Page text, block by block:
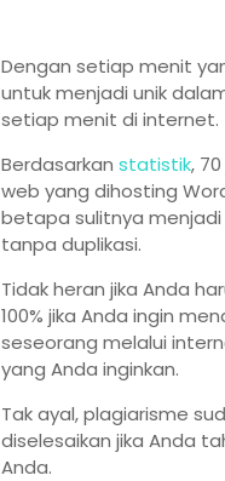
Dengan setiap menit
untuk menjadi unik
setiap menit di internet.
Berdasarkan statistik,
web yang dihosting
betapa sulitnya menjadi
tanpa duplikasi.
Tidak heran jika Anda
100% jika Anda ingin
seseorang melalui
yang Anda inginkan.
Tak ayal, plagiarisme
diselesaikan jika Anda
Anda.